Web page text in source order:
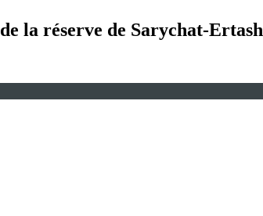
la réserve de Sarychat-Ertash